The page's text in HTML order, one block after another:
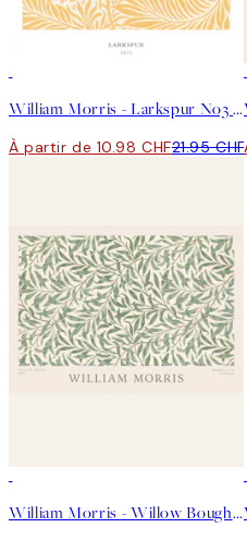
William Morris - Larkspur No3 Affiche
À partir de 10.98 CHF21.95 CHF
William Morris - Willow Bough Landscape Affiche